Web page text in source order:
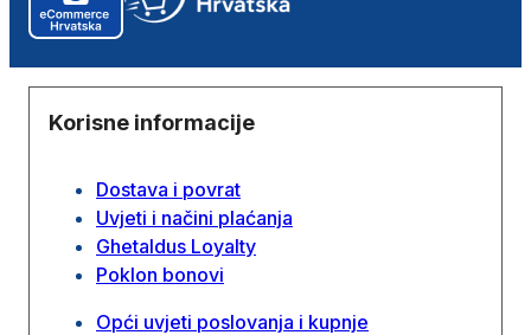
Korisne informacije
Dostava i povrat
Uvjeti i načini plaćanja
Ghetaldus Loyalty
Poklon bonovi
Opći uvjeti poslovanja i kupnje